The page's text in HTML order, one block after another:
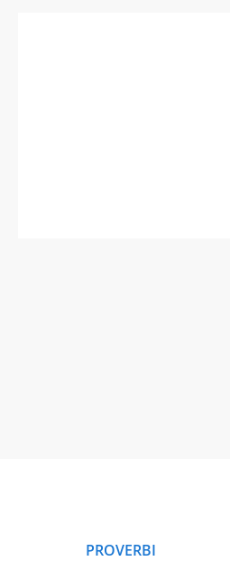
PROVERBI